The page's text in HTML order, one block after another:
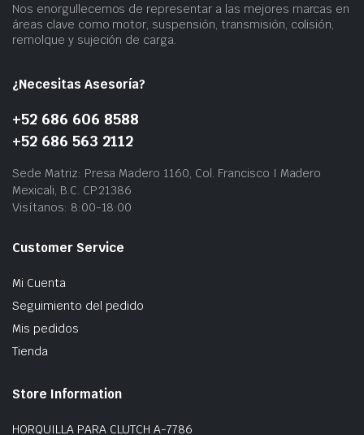
Nos enorgullecemos de representar a las mejores marcas en
áreas clave como motor, suspensión, transmisión, colisión,
remolque y sujeción de carga.
¿Necesitas Asesoría?
+52 686 606 8588
+52 686 563 2112
Sede Matriz: Presa Madero 1160, Col. Francisco I Madero
Mexicali, B.C. CP.21386
Visítanos: 8:00-18:00
Customer Service
Mi Cuenta
Seguimiento del pedido
Mis pedidos
Tienda
Store Information
HORQUILLA PARA CLUTCH A-7786